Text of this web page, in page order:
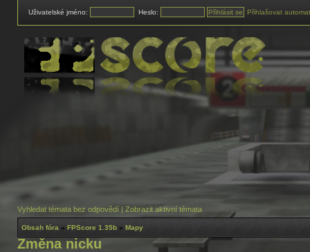
Uživatelské jméno: Heslo: Přihlašovat
Vyhledat témata bez odpovědí | Zobrazit aktivní témata
Obsah fóra » FPScore 1.35b » Mapy
Změna nicku